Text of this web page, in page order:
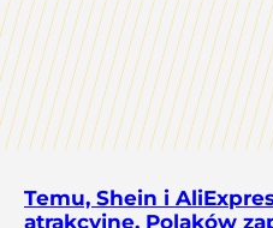
Temu, Shein i
atrakcyjne. Polaków